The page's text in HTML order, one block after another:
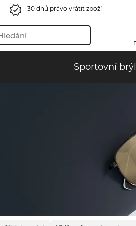
30 dnů právo vrátit zboží
Sportovní